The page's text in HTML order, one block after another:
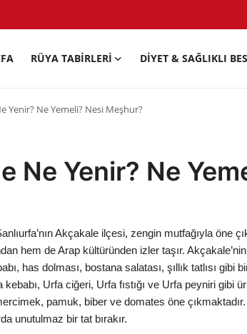
RÜYA TABIRLERI DIYET & SAĞLIKLI
Yenir? Ne Yemeli? Nesi Meşhur?
Ne Yenir? Ne
Akçakale ilçesi, zengin mutfağıyla öne
hem de Arap kültüründen izler taşır.
has dolması, bostana salatası, şıllık tatlısı gibi
Urfa ciğeri, Urfa fıstığı ve Urfa peyniri gibi
pamuk, biber ve domates öne
unutulmaz bir tat bırakır.